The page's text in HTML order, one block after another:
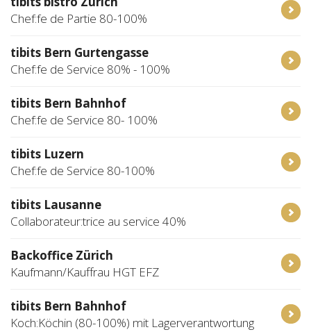
Chef:fe de Partie 80-100%
tibits Bern Gurtengasse
Chef:fe de Service 80% - 100%
tibits Bern Bahnhof
Chef:fe de Service 80- 100%
tibits Luzern
Chef:fe de Service 80-100%
tibits Lausanne
Collaborateur:trice au service 40%
Backoffice Zürich
Kaufmann/Kauffrau HGT EFZ
tibits Bern Bahnhof
Koch:Köchin (80-100%) mit Lagerverantwortung